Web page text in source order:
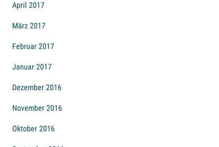
April 2017
März 2017
Februar 2017
Januar 2017
Dezember 2016
November 2016
Oktober 2016